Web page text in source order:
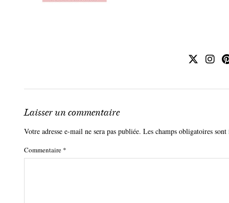
Laisser un commentaire
Votre adresse e-mail ne sera pas publiée. Les champs obligatoires sont
Commentaire *